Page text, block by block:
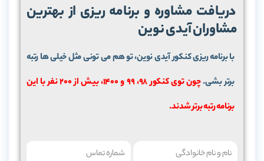
دریافت مشاوره و برنامه ریزی از بهترین
مشاوران آیدی نوین
با برنامه ریزی کنکور آیدی نوین، تو هم می تونی مثل خیلی ها رتبه
برتر بشی.
چون توی کنکور 98، 99 و 1400، بیش از 200 نفر با این
برنامه رتبه برتر شدند.